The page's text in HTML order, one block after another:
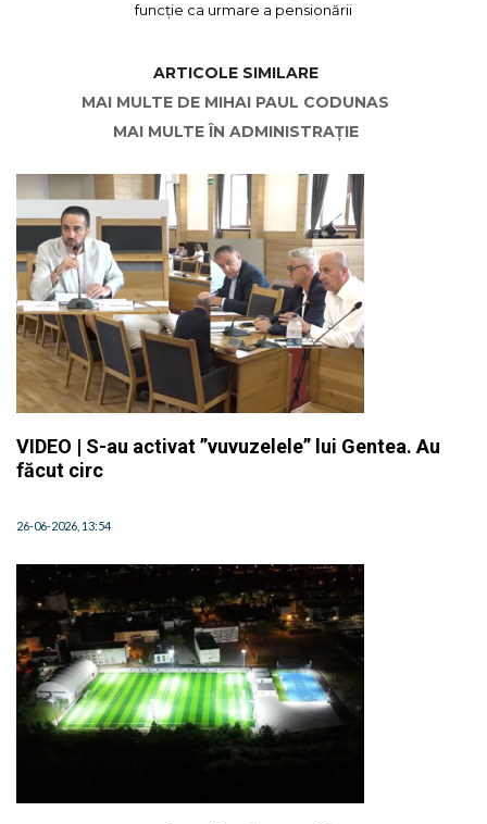
funcție ca urmare a pensionării
ARTICOLE SIMILARE
MAI MULTE DE MIHAI PAUL CODUNAS
MAI MULTE ÎN ADMINISTRAȚIE
VIDEO | S-au activat ”vuvuzelele” lui Gentea. Au
făcut circ
26-06-2026, 13:54